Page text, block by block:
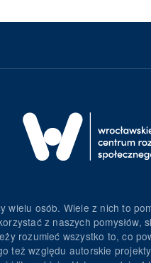
wielu osób. Wiele z nich to
z naszych
rozumieć wszystko to, co
też względu autorskie